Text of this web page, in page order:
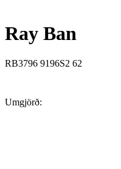
Ray Ban
RB3796 9196S2 62
Umgjörð: